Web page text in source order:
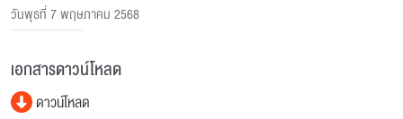
วันพุธที่ 7 พฤษภาคม 2568
เอกสารดาวน์โหลด
ดาวน์โหลด